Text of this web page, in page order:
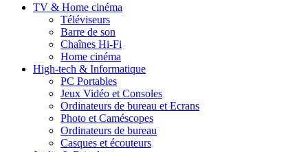
TV & Home cinéma
Téléviseurs
Barre de son
Chaînes Hi-Fi
Home cinéma
High-tech & Informatique
PC Portables
Jeux Vidéo et Consoles
Ordinateurs de bureau et Ecrans
Photo et Caméscopes
Ordinateurs de bureau
Casques et écouteurs